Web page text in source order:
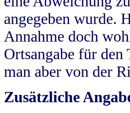
angegeben wurde.
Annahme doch
Ortsangabe für den
man aber von der
Zusätzliche